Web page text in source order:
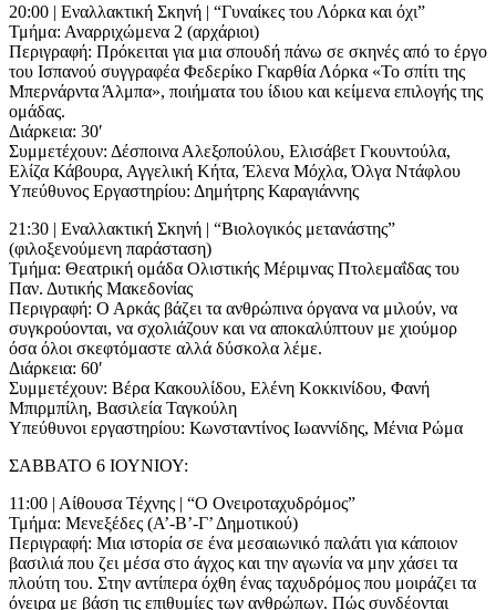
20:00 | Εναλλακτική Σκηνή | “Γυναίκες του Λόρκα και όχι”
Τμήμα: Αναρριχώμενα 2 (αρχάριοι)
Περιγραφή: Πρόκειται για μια σπουδή πάνω σε σκηνές από το έργο
του Ισπανού συγγραφέα Φεδερίκο Γκαρθία Λόρκα «Το σπίτι της
Μπερνάρντα Άλμπα», ποιήματα του ίδιου και κείμενα επιλογής της
ομάδας.
Διάρκεια: 30′
Συμμετέχουν: Δέσποινα Αλεξοπούλου, Ελισάβετ Γκουντούλα,
Ελίζα Κάβουρα, Αγγελική Κήτα, Έλενα Μόχλα, Όλγα Ντάφλου
Υπεύθυνος Εργαστηρίου: Δημήτρης Καραγιάννης
21:30 | Εναλλακτική Σκηνή | “Βιολογικός μετανάστης”
(φιλοξενούμενη παράσταση)
Τμήμα: Θεατρική ομάδα Ολιστικής Μέριμνας Πτολεμαΐδας του
Παν. Δυτικής Μακεδονίας
Περιγραφή: Ο Αρκάς βάζει τα ανθρώπινα όργανα να μιλούν, να
συγκρούονται, να σχολιάζουν και να αποκαλύπτουν με χιούμορ
όσα όλοι σκεφτόμαστε αλλά δύσκολα λέμε.
Διάρκεια: 60′
Συμμετέχουν: Βέρα Κακουλίδου, Ελένη Κοκκινίδου, Φανή
Μπιρμπίλη, Βασιλεία Ταγκούλη
Υπεύθυνοι εργαστηρίου: Κωνσταντίνος Ιωαννίδης, Μένια Ρώμα
ΣΑΒΒΑΤΟ 6 ΙΟΥΝΙΟΥ:
11:00 | Αίθουσα Τέχνης | “Ο Ονειροταχυδρόμος”
Τμήμα: Μενεξέδες (Α’-Β’-Γ’ Δημοτικού)
Περιγραφή: Μια ιστορία σε ένα μεσαιωνικό παλάτι για κάποιον
βασιλιά που ζει μέσα στο άγχος και την αγωνία να μην χάσει τα
πλούτη του. Στην αντίπερα όχθη ένας ταχυδρόμος που μοιράζει τα
όνειρα με βάση τις επιθυμίες των ανθρώπων. Πώς συνδέονται